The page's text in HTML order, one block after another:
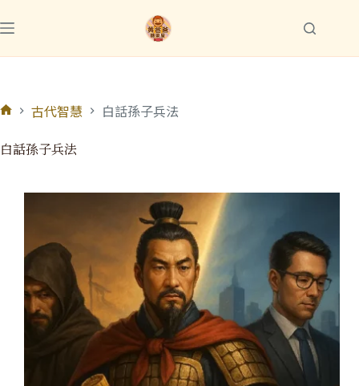
古代智慧 白話孫子兵法
白話孫子兵法